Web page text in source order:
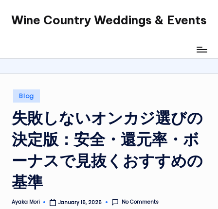
SkipWine Country Weddings & Events
Posted
in
Blog
失敗しないオンカジ選びの
決定版：安全・還元率・ボ
ーナスで見抜くおすすめの
基準
Posted
Ayaka Mori January 16, 2026 No Comments